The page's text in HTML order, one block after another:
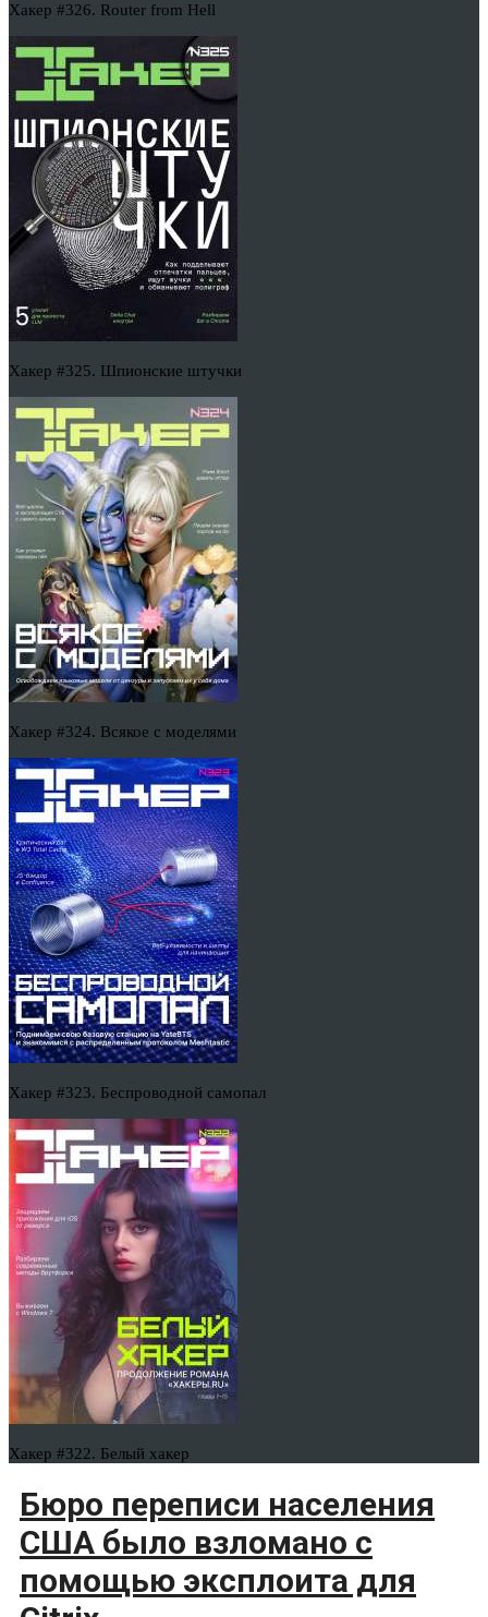
Хакер #326. Router from Hell
Хакер #325. Шпионские штучки
Хакер #324. Всякое с моделями
Хакер #323. Беспроводной самопал
Хакер #322. Белый хакер
Бюро переписи населения
США было взломано с
помощью эксплоита для